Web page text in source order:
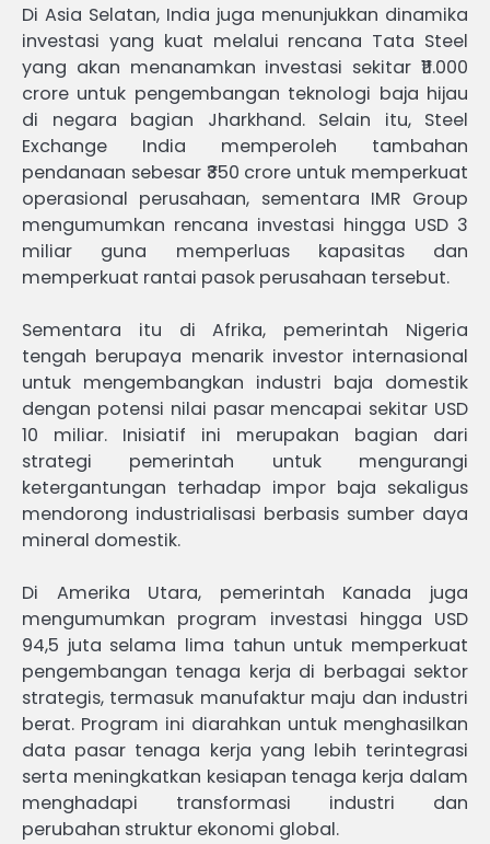
Di Asia Selatan, India juga menunjukkan dinamika
investasi yang kuat melalui rencana Tata Steel
yang akan menanamkan investasi sekitar ₹11.000
crore untuk pengembangan teknologi baja hijau
di negara bagian Jharkhand. Selain itu, Steel
Exchange India memperoleh tambahan
pendanaan sebesar ₹350 crore untuk memperkuat
operasional perusahaan, sementara IMR Group
mengumumkan rencana investasi hingga USD 3
miliar guna memperluas kapasitas dan
memperkuat rantai pasok perusahaan tersebut.
Sementara itu di Afrika, pemerintah Nigeria
tengah berupaya menarik investor internasional
untuk mengembangkan industri baja domestik
dengan potensi nilai pasar mencapai sekitar USD
10 miliar. Inisiatif ini merupakan bagian dari
strategi pemerintah untuk mengurangi
ketergantungan terhadap impor baja sekaligus
mendorong industrialisasi berbasis sumber daya
mineral domestik.
Di Amerika Utara, pemerintah Kanada juga
mengumumkan program investasi hingga USD
94,5 juta selama lima tahun untuk memperkuat
pengembangan tenaga kerja di berbagai sektor
strategis, termasuk manufaktur maju dan industri
berat. Program ini diarahkan untuk menghasilkan
data pasar tenaga kerja yang lebih terintegrasi
serta meningkatkan kesiapan tenaga kerja dalam
menghadapi transformasi industri dan
perubahan struktur ekonomi global.